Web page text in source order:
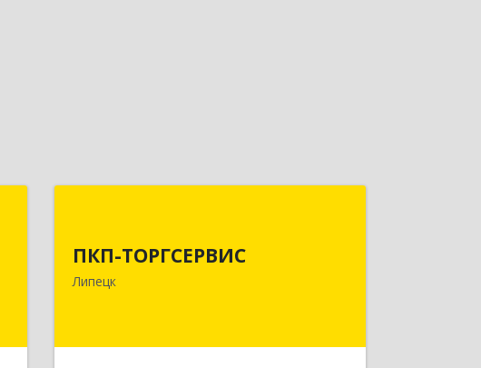
ПКП-ТОРГСЕРВИС
Липецк
398024, Липецкая обл, Липецк г,